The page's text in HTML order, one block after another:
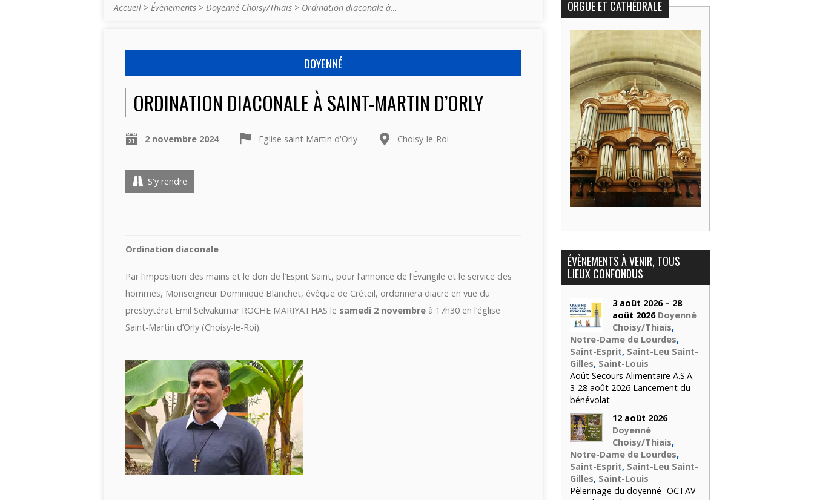
Accueil > Évènements > Doyenné Choisy/Thiais > Ordination diaconale à…
DOYENNÉ
ORDINATION DIACONALE À SAINT-MARTIN D’ORLY
2 novembre 2024 Eglise saint Martin d'Orly Choisy-le-Roi
S'y rendre
Ordination diaconale
Par l’imposition des mains et le don de l’Esprit Saint, pour l’annonce de l’Évangile et le service des
hommes, Monseigneur Dominique Blanchet, évêque de Créteil, ordonnera diacre en vue du
presbytérat Emil Selvakumar ROCHE MARIYATHAS le samedi 2 novembre à 17h30 en l’église
Saint-Martin d’Orly (Choisy-le-Roi).
ORGUE ET CATHÉDRALE
ÉVÈNEMENTS À VENIR, TOUS
LIEUX CONFONDUS
3 août 2026 – 28
août 2026 Doyenné
Choisy/Thiais,
Notre-Dame de Lourdes,
Saint-Esprit, Saint-Leu Saint-
Gilles, Saint-Louis
Août Secours Alimentaire A.S.A.
3-28 août 2026 Lancement du
bénévolat
12 août 2026
Doyenné
Choisy/Thiais,
Notre-Dame de Lourdes,
Saint-Esprit, Saint-Leu Saint-
Gilles, Saint-Louis
Pèlerinage du doyenné -OCTAV-